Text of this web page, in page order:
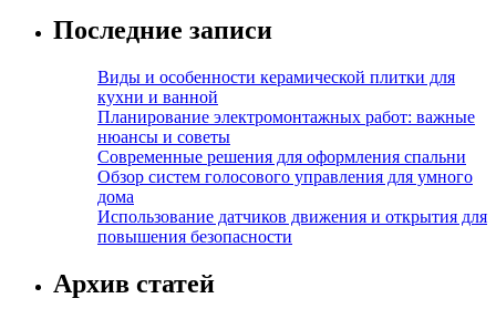
Последние записи
Виды и особенности керамической плитки для
кухни и ванной
Планирование электромонтажных работ: важные
нюансы и советы
Современные решения для оформления спальни
Обзор систем голосового управления для умного
дома
Использование датчиков движения и открытия для
повышения безопасности
Архив статей